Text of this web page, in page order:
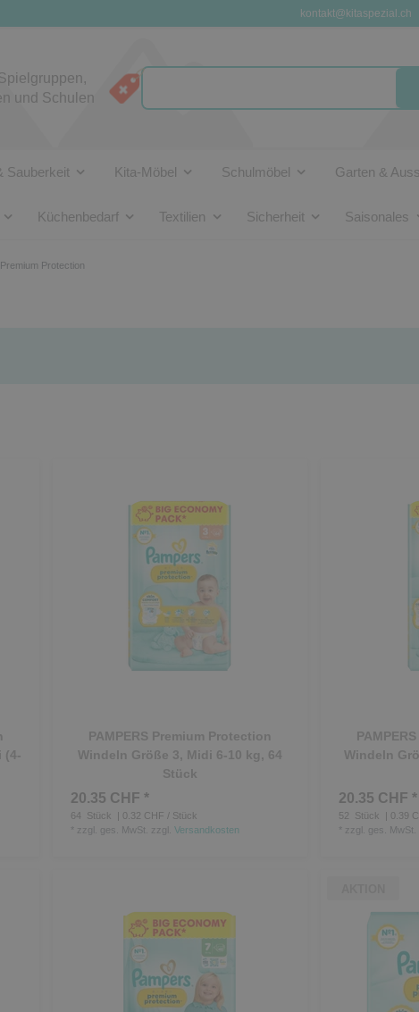
kontakt@kitaspezial.ch
und Schulen
Sauberkeit Kita-Möbel Schulmöbel Garten &
Küchenbedarf Textilien Sicherheit Saisonales
Premium Protection
(4-
PAMPERS Premium Protection
Windeln Größe 3, Midi 6-10 kg, 64
Stück
20.35 CHF *
64 Stück
| 0.32 CHF / Stück
zzgl. ges. MwSt. zzgl. Versandkosten
Windeln
20.35 CHF *
52 Stück
| 0.39
zzgl. ges. MwSt.